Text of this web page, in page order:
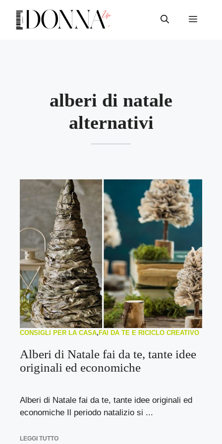
contenuto
Menu
alberi di natale
alternativi
CONSIGLI PER LA CASA, FAI DA TE E RICICLO CREATIVO
Alberi di Natale fai da te, tante idee
originali ed economiche
Alberi di Natale fai da te, tante idee originali ed
economiche Il periodo natalizio si ...
LEGGI TUTTO